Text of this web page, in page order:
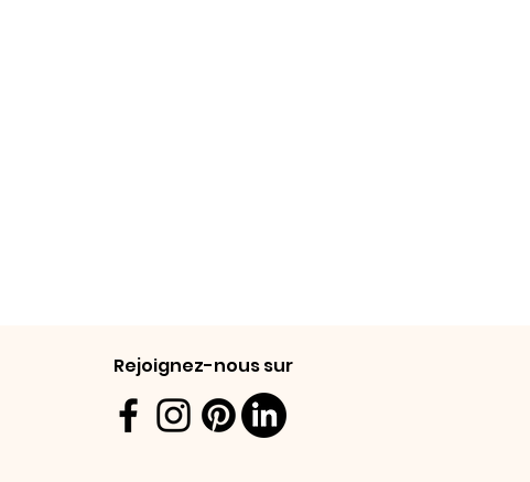
Rejoignez-nous sur